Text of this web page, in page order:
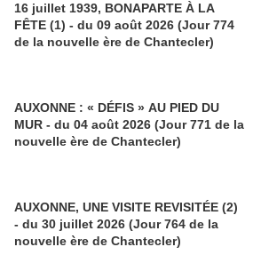
16 juillet 1939, BONAPARTE À LA
FÊTE (1) - du 09 août 2026 (Jour 774
de la nouvelle ère de Chantecler)
AUXONNE : « DÉFIS » AU PIED DU
MUR - du 04 août 2026 (Jour 771 de la
nouvelle ère de Chantecler)
AUXONNE, UNE VISITE REVISITÉE (2)
- du 30 juillet 2026 (Jour 764 de la
nouvelle ère de Chantecler)